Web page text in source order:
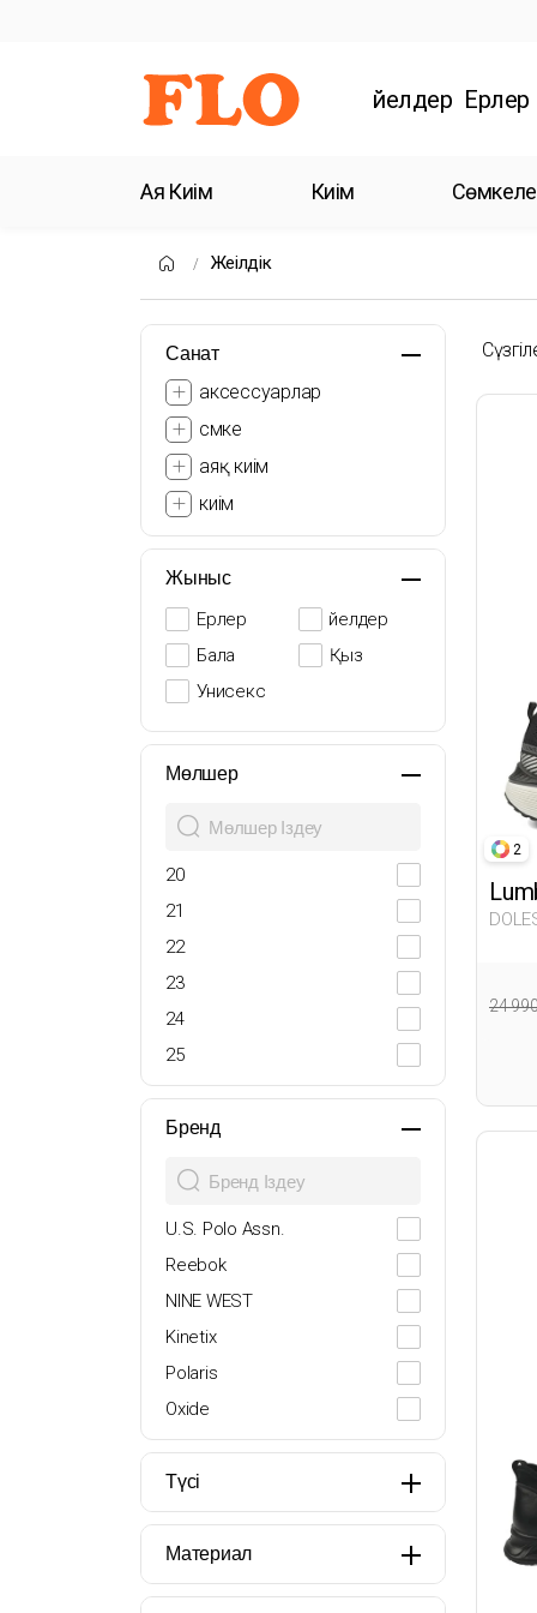
Әйелдер Ерлер
Аяқ Киім Киім
Жеңілдік
Санат
аксессуарлар
сөмке
аяқ киім
киім
Жыныс
Ерлер
Әйелдер
Бала
Қыз
Унисекс
Мөлшер
20
21
22
23
24
25
26
27
30
31
32
33
34
35
36
37
38
39
39.5
Бренд
U.S. Polo Assn.
Reebok
NINE WEST
Kinetix
Polaris
Oxide
Lumberjack
Butigo
Travel Soft
Miss F
Flexall
Түсі
Материал
2
24